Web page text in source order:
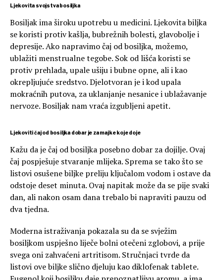
Ljekovita svojstva bosiljka
Bosiljak ima široku upotrebu u medicini. Ljekovita biljka
se koristi protiv kašlja, bubrežnih bolesti, glavobolje i
depresije. Ako napravimo čaj od bosiljka, možemo,
ublažiti menstrualne tegobe. Sok od lišća koristi se
protiv prehlada, upale ušiju i bubne opne, ali i kao
okrepljujuće sredstvo. Djelotvoran je i kod upala
mokraćnih putova, za uklanjanje nesanice i ublažavanje
nervoze. Bosiljak nam vraća izgubljeni apetit.
Ljekoviti čaj od bosiljka dobar je za majke koje doje
Kažu da je čaj od bosiljka posebno dobar za dojilje. Ovaj
čaj pospješuje stvaranje mlijeka. Sprema se tako što se
listovi osušene biljke preliju ključalom vodom i ostave da
odstoje deset minuta. Ovaj napitak može da se pije svaki
dan, ali nakon osam dana trebalo bi napraviti pauzu od
dva tjedna.
Moderna istraživanja pokazala su da se svježim
bosiljkom uspješno liječe bolni otečeni zglobovi, a prije
svega oni zahvaćeni artritisom. Stručnjaci tvrde da
listovi ove biljke slično djeluju kao diklofenak tablete.